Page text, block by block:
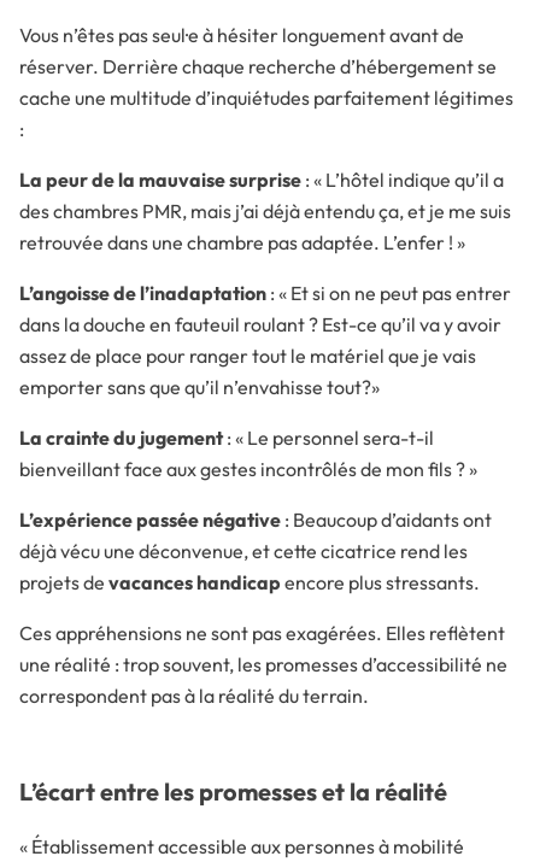
Vous n’êtes pas seul·e à hésiter longuement avant de
réserver. Derrière chaque recherche d’hébergement se
cache une multitude d’inquiétudes parfaitement légitimes
:
La peur de la mauvaise surprise : « L’hôtel indique qu’il a
des chambres PMR, mais j’ai déjà entendu ça, et je me suis
retrouvée dans une chambre pas adaptée. L’enfer ! »
L’angoisse de l’inadaptation : « Et si on ne peut pas entrer
dans la douche en fauteuil roulant ? Est-ce qu’il va y avoir
assez de place pour ranger tout le matériel que je vais
emporter sans que qu’il n’envahisse tout?»
La crainte du jugement: « Le personnel sera-t-il
bienveillant face aux gestes incontrôlés de mon fils ? »
L’expérience passée négative : Beaucoup d’aidants ont
déjà vécu une déconvenue, et cette cicatrice rend les
projets de vacances handicap encore plus stressants.
Ces appréhensions ne sont pas exagérées. Elles reflètent
une réalité : trop souvent, les promesses d’accessibilité ne
correspondent pas à la réalité du terrain.
L’écart entre les promesses et la réalité
« Établissement accessible aux personnes à mobilité